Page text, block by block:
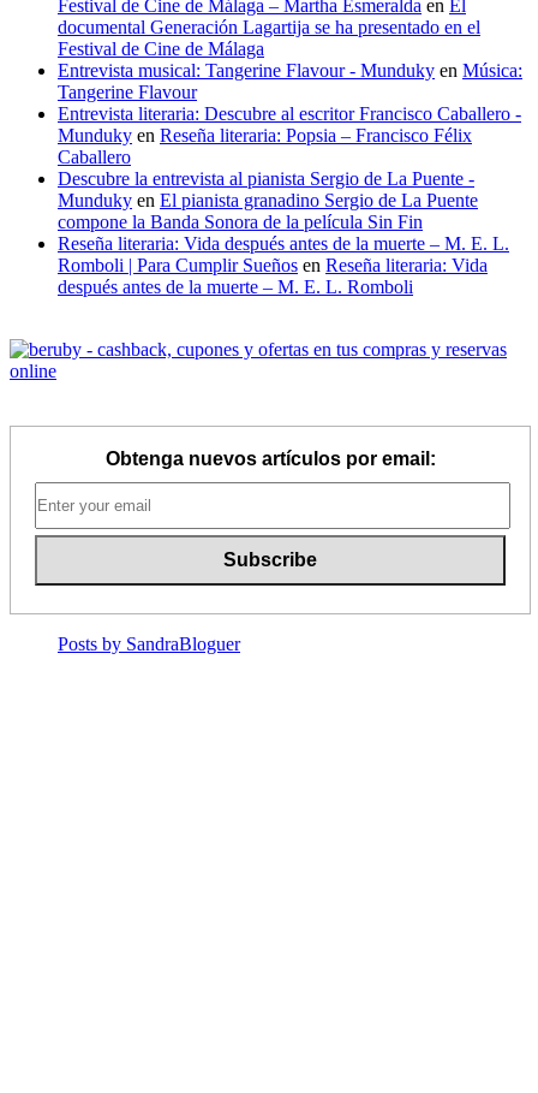
Festival de Cine de Málaga – Martha Esmeralda en El
documental Generación Lagartija se ha presentado en el
Festival de Cine de Málaga
Entrevista musical: Tangerine Flavour - Munduky en Música:
Tangerine Flavour
Entrevista literaria: Descubre al escritor Francisco Caballero -
Munduky en Reseña literaria: Popsia – Francisco Félix
Caballero
Descubre la entrevista al pianista Sergio de La Puente -
Munduky en El pianista granadino Sergio de La Puente
compone la Banda Sonora de la película Sin Fin
Reseña literaria: Vida después antes de la muerte – M. E. L.
Romboli | Para Cumplir Sueños en Reseña literaria: Vida
después antes de la muerte – M. E. L. Romboli
Obtenga nuevos artículos por email:
Posts by SandraBloguer